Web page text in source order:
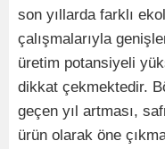
son yıllarda farklı
çalışmalarıyla
üretim potansiyeli
dikkat çekmektedir.
geçen yıl artması,
ürün olarak öne